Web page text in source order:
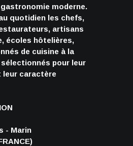
moderne.
quotidien les chefs,
artisans
écoles hôtelières,
de cuisine à la
pour leur
leur caractère
- Marin